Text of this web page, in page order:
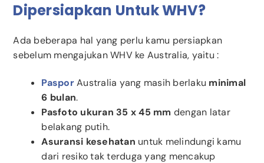
Dipersiapkan Untuk WHV?
Ada beberapa hal yang perlu kamu persiapkan
sebelum mengajukan WHV ke Australia, yaitu :
PasporAustralia yang masih berlaku minimal
6 bulan.
Pasfoto ukuran 35 x 45 mm dengan latar
belakang putih.
Asuransi kesehatan untuk melindungi kamu
dari resiko tak terduga yang mencakup